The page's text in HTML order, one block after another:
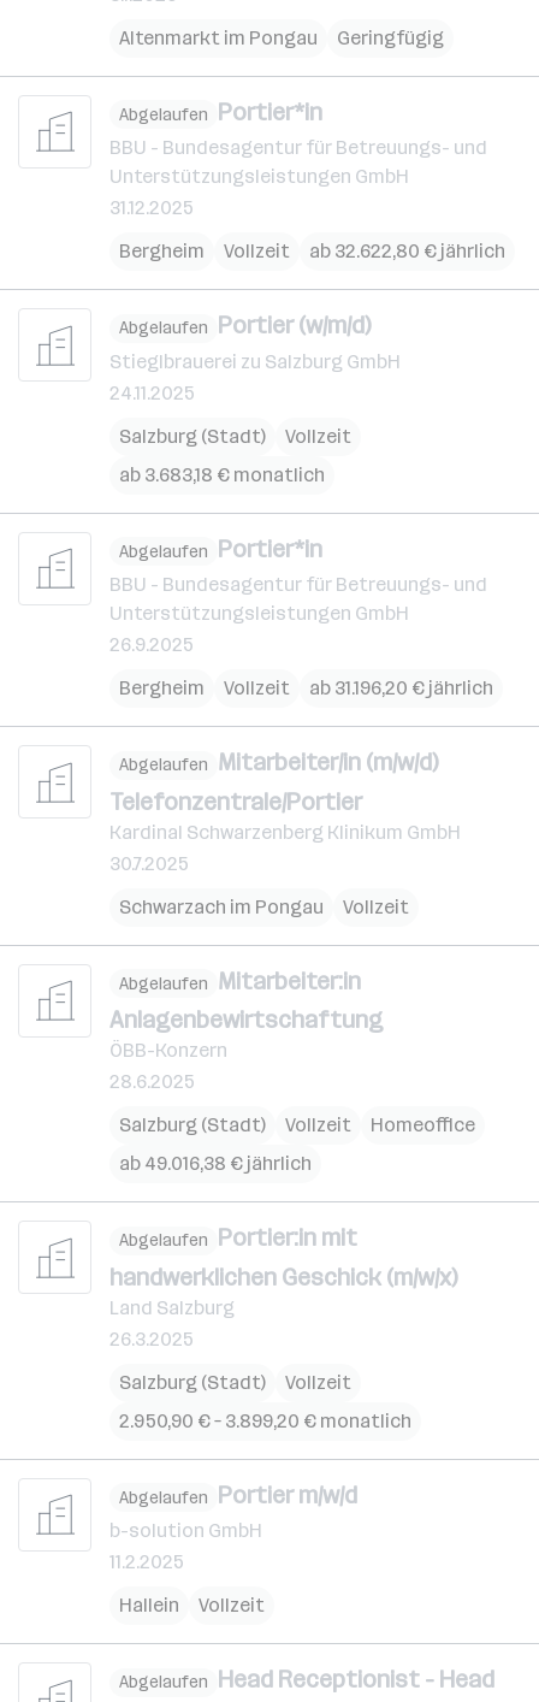
Altenmarkt im Pongau
Geringfügig
Abgelaufen Portier*in
BBU - Bundesagentur für Betreuungs- und
Unterstützungsleistungen GmbH
31.12.2025
Bergheim
Vollzeit ab 32.622,80 € jährlich
Abgelaufen Portier (w/m/d)
Stieglbrauerei zu Salzburg GmbH
24.11.2025
Salzburg (Stadt)
Vollzeit
ab 3.683,18 € monatlich
Abgelaufen Portier*in
BBU - Bundesagentur für Betreuungs- und
Unterstützungsleistungen GmbH
26.9.2025
Bergheim
Vollzeit ab 31.196,20 € jährlich
Abgelaufen Mitarbeiter/in (m/w/d)
Telefonzentrale/Portier
Kardinal Schwarzenberg Klinikum GmbH
30.7.2025
Schwarzach im Pongau
Vollzeit
Abgelaufen Mitarbeiter:in
Anlagenbewirtschaftung
ÖBB-Konzern
28.6.2025
Salzburg (Stadt)
Vollzeit
Homeoffice
ab 49.016,38 € jährlich
Abgelaufen Portier:in mit
handwerklichen Geschick (m/w/x)
Land Salzburg
26.3.2025
Salzburg (Stadt)
Vollzeit
2.950,90 € – 3.899,20 € monatlich
Abgelaufen Portier m/w/d
b-solution GmbH
11.2.2025
Hallein
Vollzeit
Abgelaufen Head Receptionist - Head